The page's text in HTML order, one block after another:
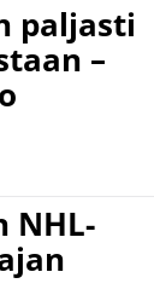
paljasti
–
NHL-